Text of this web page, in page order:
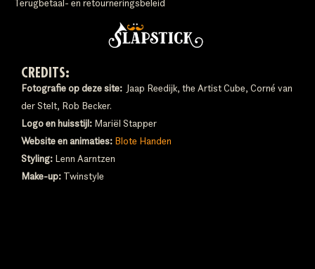
Terugbetaal- en retourneringsbeleid
CREDITS:
Fotografie op deze site: Jaap Reedijk, the Artist Cube, Corné van
der Stelt, Rob Becker.
Logo en huisstijl: Mariël Stapper
Website en animaties: Blote Handen
Styling: Lenn Aarntzen
Make-up: Twinstyle